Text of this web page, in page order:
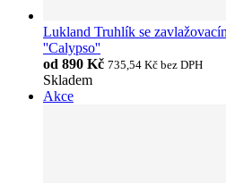
Lukland Truhlík se
''Calypso''
od 890 Kč 735,54 Kč bez DPH
Skladem
Akce